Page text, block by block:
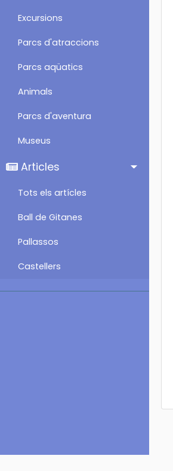
Excursions
Parcs d'atraccions
Parcs aqüatics
Animals
Parcs d'aventura
Museus
Articles
Tots els artícles
Ball de Gitanes
Pallassos
Castellers